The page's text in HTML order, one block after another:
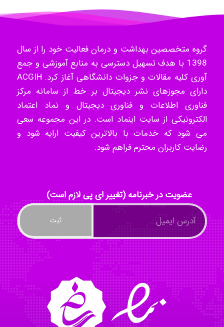
Tavan
akhtar shahsavandi
ayda habibnejad
Nazaninkarkon
Omid
گروه متخصصین بهداشت و درمان فعالیت خود را از سال
1398 با هدف تسهیل دسترسی به منابع آموزشی و جمع
آوری کلیه مقالات و جزوات دانشگاهی آغاز کرد. ACGIH
دارای مجوزهای نشر دیجیتال بر خط از سامانه مرکز
فناوری اطلاعات و فناوری دیجیتال و نماد اعتماد
الکترونیکی از سایت اینماد است. در این مجموعه سعی
می شود که خدمات با بالاترین کیفیت ارایه شود و
رضایت کاربران محترم فراهم شود.
عضویت در خبرنامه (تغییر ای پی لازم است)